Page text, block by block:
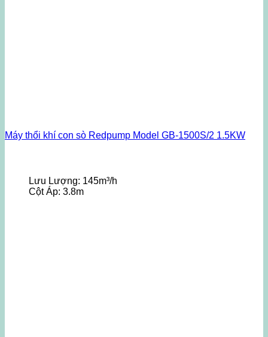
Máy thổi khí con sò Redpump Model GB-1500S/2 1.5KW
Lưu Lượng: 145m³/h
Cột Áp: 3.8m